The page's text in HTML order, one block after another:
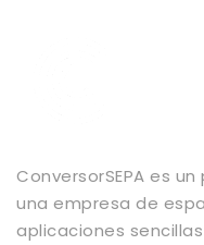
ConversorSEPA es
una empresa de
aplicaciones